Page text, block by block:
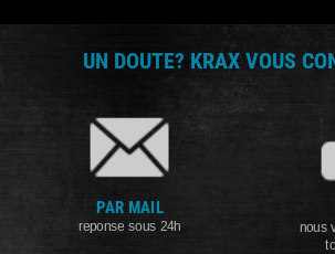
UN DOUTE? KRAX VOUS
PAR MAIL
reponse sous 24h
nous